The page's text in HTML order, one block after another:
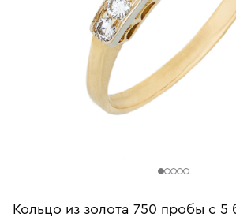
Кольцо из золота 750 пробы c 5